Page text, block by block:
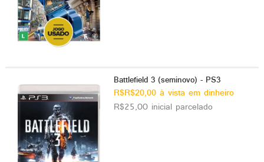
Battlefield 3 (seminovo) - PS3
R$R$20,00 à vista em dinheiro
R$25,00 inicial parcelado